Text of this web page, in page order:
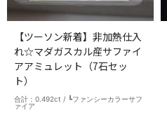
【ツーソン新着】非加熱仕入
れ☆マダガスカル産サファイ
アアミュレット（7石セッ
ト）
合計：0.492ct / ┗ファンシーカラーサフ
ァイア